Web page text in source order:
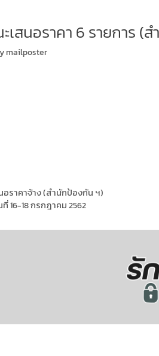
เสนอราคา 6 รายการ (
mailposter
อราคาจ้าง (สำนักป้องกัน ฯ)
16-18 กรกฎาคม 2562